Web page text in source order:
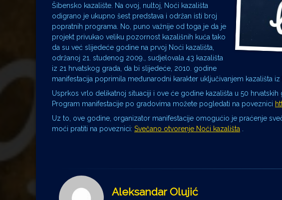
Šibensko kazalište. Na ovoj, nultoj, Noći kazališta
odigrano je ukupno šest predstava i održan isti broj
popratnih programa. No, puno važnije od toga je da je
projekt privukao veliku pozornost kazališnih kuća tako
da su već slijedeće godine na prvoj Noći kazališta,
održanoj 21. studenog 2009., sudjelovala 43 kazališta
iz 21 hrvatskog grada, da bi slijedeće, 2010. godine
manifestacija poprimila međunarodni karakter uključivanjem kazališta iz
Usprkos vrlo delikatnoj situaciji i ove će godine kazališta u 50
Program manifestacije po gradovima možete pogledati na poveznici
Uz to, ove godine, organizator manifestacije omogućio je praćenje
moći pratiti na poveznici: Svečano otvorenje Noći kazališta
Aleksandar Olujić